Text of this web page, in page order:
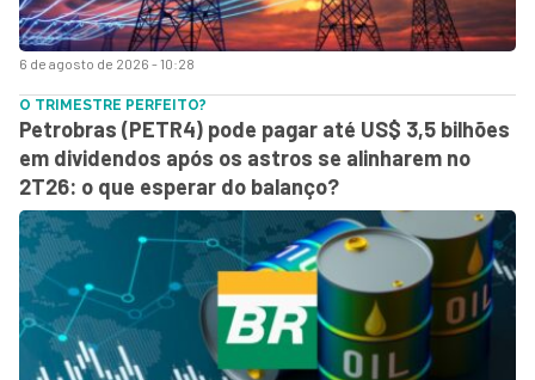
6 de agosto de 2026 - 10:28
O TRIMESTRE PERFEITO?
Petrobras (PETR4) pode pagar até US$ 3,5 bilhões
em dividendos após os astros se alinharem no
2T26: o que esperar do balanço?